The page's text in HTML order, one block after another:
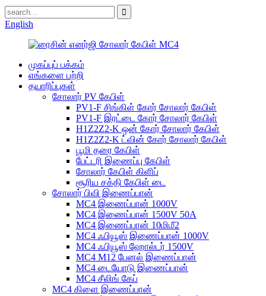
English
முகப்புப் பக்கம்
எங்களை பற்றி
தயாரிப்புகள்
சோலார் PV கேபிள்
PV1-F சிங்கிள் கோர் சோலார் கேபிள்
PV1-F இரட்டை கோர் சோலார் கேபிள்
H1Z2Z2-K ஒன் கோர் சோலார் கேபிள்
H1Z2Z2-K ட்வின் கோர் சோலார் கேபிள்
பூமி தரை கேபிள்
பேட்டரி இணைப்பு கேபிள்
சோலார் கேபிள் கிளிப்
சூரிய சக்தி கேபிள் டை
சோலார் பிவி இணைப்பான்
MC4 இணைப்பான் 1000V
MC4 இணைப்பான் 1500V 50A
MC4 இணைப்பான் 10மிமீ2
MC4 ஃபியூஸ் இணைப்பான் 1000V
MC4 ஃபியூஸ் ஹோல்டர் 1500V
MC4 M12 பேனல் இணைப்பான்
MC4 டையோடு இணைப்பான்
MC4 சீலிங் கேப்
MC4 கிளை இணைப்பான்